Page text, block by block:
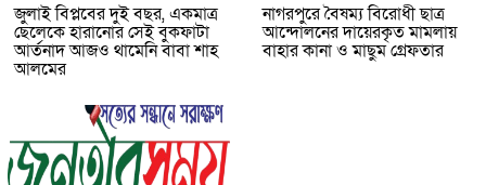
জুলাই বিপ্লবের দুই বছর, একমাত্র
ছেলেকে হারানোর সেই বুকফাটা
আর্তনাদ আজও থামেনি বাবা শাহ
আলমের
নাগরপুরে বৈষম্য বিরোধী ছাত্র
আন্দোলনের দায়েরকৃত মামলায়
বাহার কানা ও মাছুম গ্রেফতার